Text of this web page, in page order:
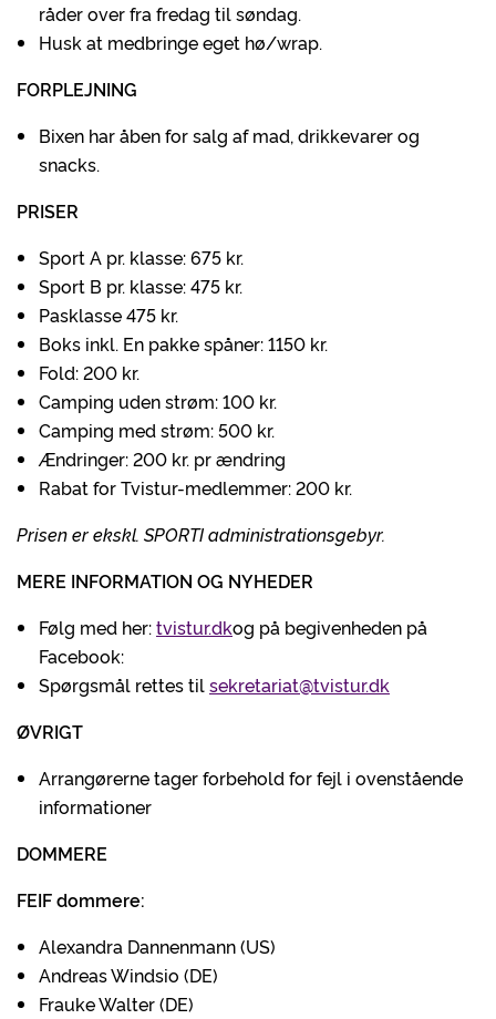
råder over fra fredag til søndag.
Husk at medbringe eget hø/wrap.
FORPLEJNING
Bixen har åben for salg af mad, drikkevarer og
snacks.
PRISER
Sport A pr. klasse: 675 kr.
Sport B pr. klasse: 475 kr.
Pasklasse 475 kr.
Boks inkl. En pakke spåner: 1150 kr.
Fold: 200 kr.
Camping uden strøm: 100 kr.
Camping med strøm: 500 kr.
Ændringer: 200 kr. pr ændring
Rabat for Tvistur-medlemmer: 200 kr.
Prisen er ekskl. SPORTI administrationsgebyr.
MERE INFORMATION OG NYHEDER
Følg med her:tvistur.dkog på begivenheden på
Facebook:
Spørgsmål rettes tilsekretariat@tvistur.dk
ØVRIGT
Arrangørerne tager forbehold for fejl i ovenstående
informationer
DOMMERE
FEIF dommere:
Alexandra Dannenmann (US)
Andreas Windsio (DE)
Frauke Walter (DE)